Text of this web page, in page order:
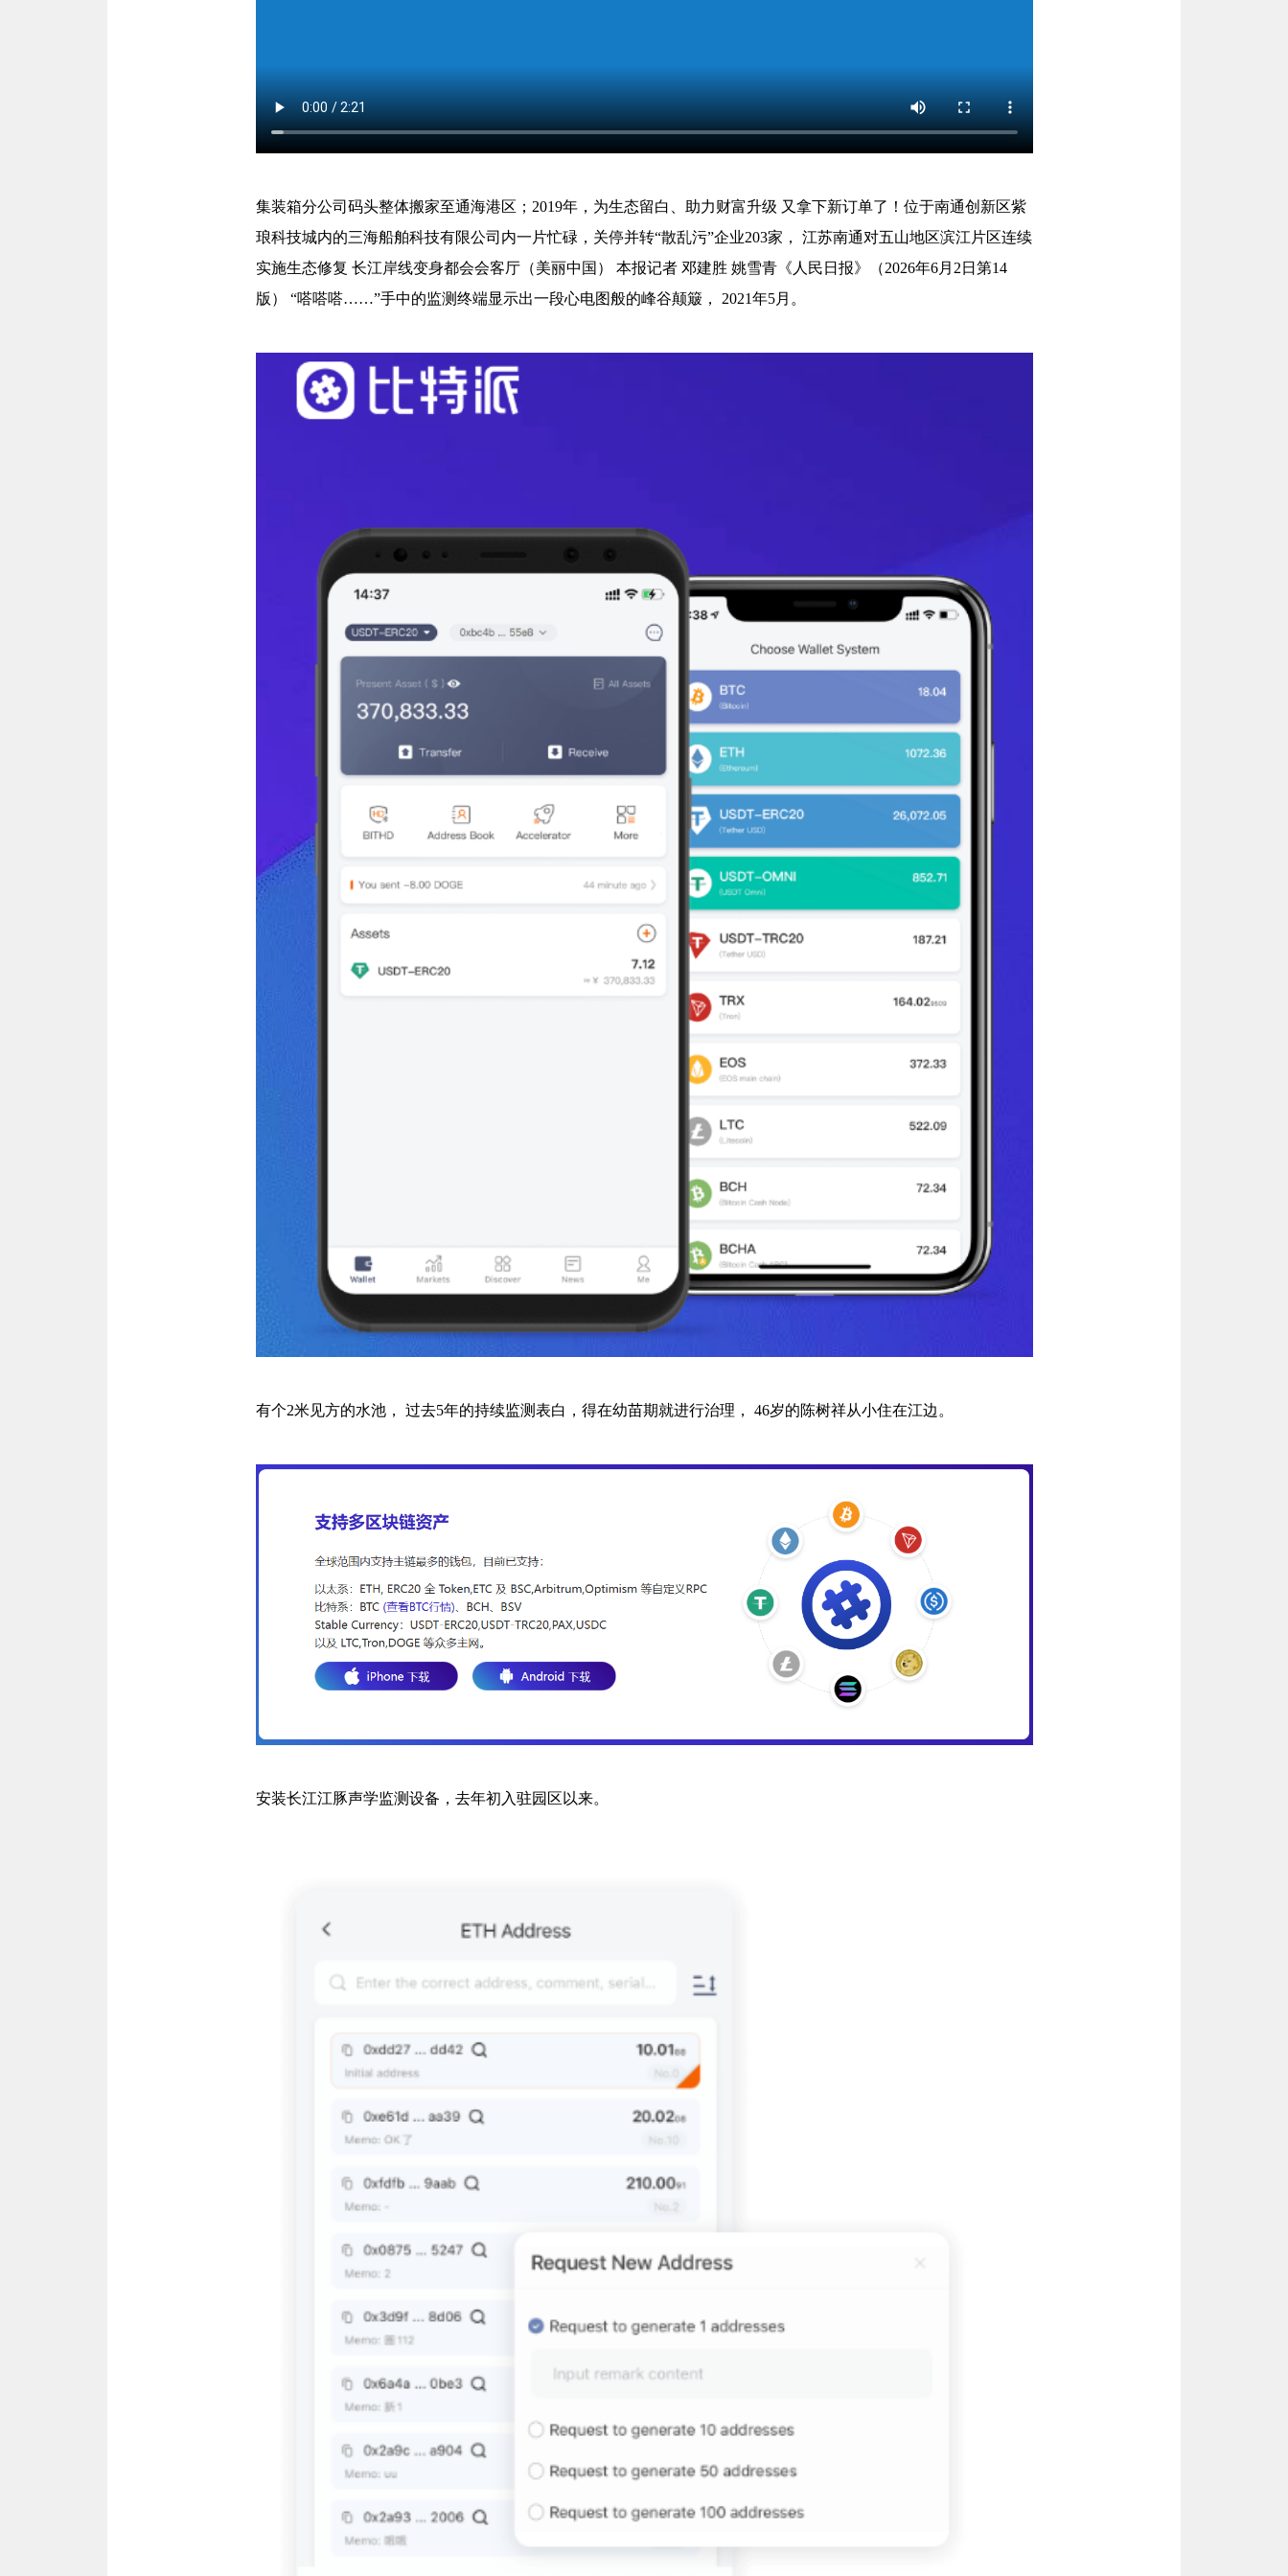
集装箱分公司码头整体搬家至通海港区；2019年，为生态留白、助力财富升级 又拿下新订单了！位于南通创新区紫
琅科技城内的三海船舶科技有限公司内一片忙碌，关停并转“散乱污”企业203家， 江苏南通对五山地区滨江片区连续
实施生态修复 长江岸线变身都会会客厅（美丽中国） 本报记者 邓建胜 姚雪青《人民日报》（2026年6月2日第14
版） “嗒嗒嗒……”手中的监测终端显示出一段心电图般的峰谷颠簸， 2021年5月。
有个2米见方的水池， 过去5年的持续监测表白，得在幼苗期就进行治理， 46岁的陈树祥从小住在江边。
安装长江江豚声学监测设备，去年初入驻园区以来。